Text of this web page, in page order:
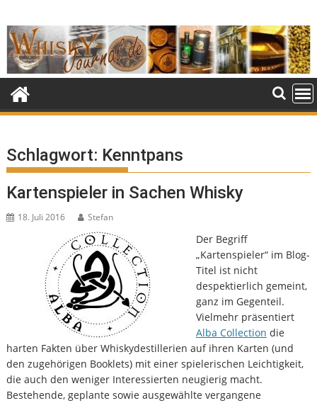
to
content
Schlagwort: Kenntpans
Kartenspieler in Sachen Whisky
18. Juli 2016 Stefan
Der Begriff
„Kartenspieler“ im Blog-
Titel ist nicht
despektierlich gemeint,
ganz im Gegenteil.
Vielmehr präsentiert
Alba Collection die
harten Fakten über Whiskydestillerien auf ihren Karten (und
den zugehörigen Booklets) mit einer spielerischen Leichtigkeit,
die auch den weniger Interessierten neugierig macht.
Bestehende, geplante sowie ausgewählte vergangene